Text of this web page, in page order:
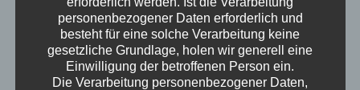
überraschen!
Erwachsen – der Podcast
personenbezogener Daten erforderlich und
besteht für eine solche Verarbeitung keine
gesetzliche Grundlage, holen wir generell eine
Einwilligung der betroffenen Person ein.
Die Verarbeitung personenbezogener Daten,